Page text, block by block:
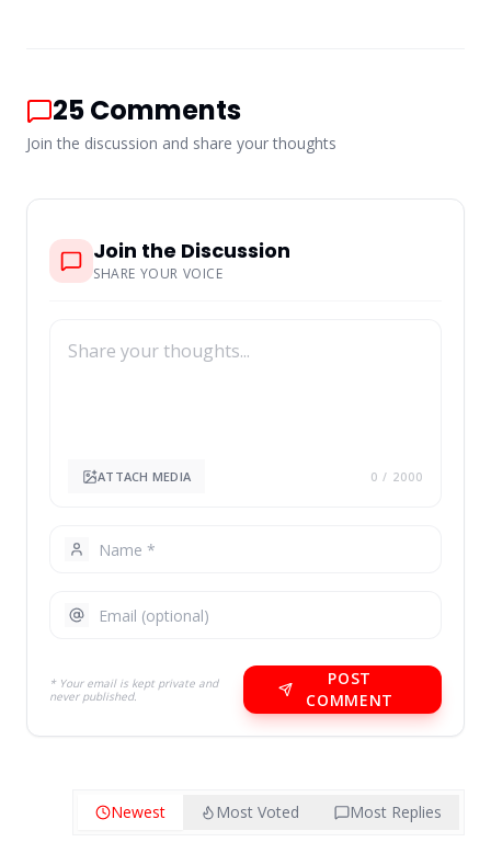
25Comments
Join the discussion and share your thoughts
Join the Discussion
SHARE YOUR VOICE
ATTACH MEDIA 0 / 2000
* Your email is kept private and
never published.
POST
COMMENT
Newest Most Voted Most Replies